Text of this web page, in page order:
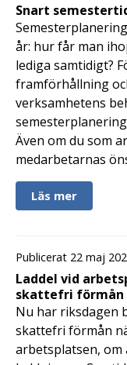
Snart
år: hur får man
lediga samtidigt?
framförhållning
verksamhetens
Även om du som
medarbetarnas
Läs mer
Publicerat 22 maj
Laddel vid
skattefri förmån
Nu har riksdagen
skattefri förmån
arbetsplatsen,